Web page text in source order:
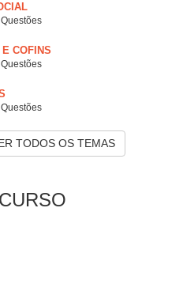
E COFINS
TODOS OS TEMAS